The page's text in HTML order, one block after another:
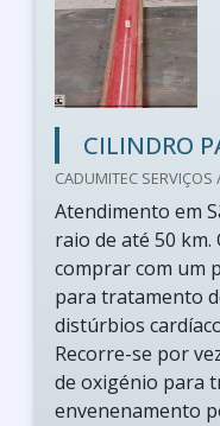
CILINDRO
CADUMITEC SERVIÇOS
Atendimento em
raio de até 50
comprar com um
para tratamento
distúrbios
Recorre-se por
de oxigénio para
envenenamento